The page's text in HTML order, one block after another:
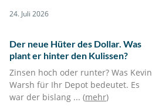
24. Juli 2026
Der neue Hüter des Dollar. Was
plant er hinter den Kulissen?
Zinsen hoch oder runter? Was Kevin
Warsh für Ihr Depot bedeutet. Es
war der bislang ... (mehr)